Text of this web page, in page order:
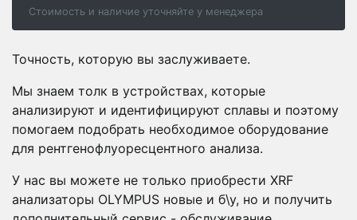
Стоимость и наличие уточняйте у менеджера
Точность, которую вы заслуживаете.
Мы знаем толк в устройствах, которые
анализируют и идентифицируют сплавы и поэтому
помогаем подобрать необходимое оборудование
для рентгенофлуоресцентного анализа.
У нас вы можете не только приобрести XRF
анализаторы OLYMPUS новые и б\у, но и получить